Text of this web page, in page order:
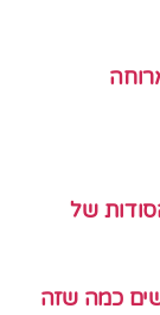
של
כמה שזה